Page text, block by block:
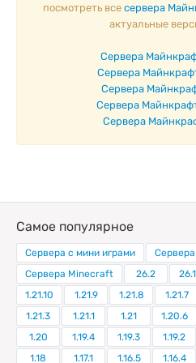
посмотреть все сервера
актуальные
Сервера
Сервера
Сервера
Сервера Майнкрафт
Сервера
Самое популярное
Сервера с мини играми
Сервера Minecraft
26.2
1.21.10
1.21.9 1.21.8 1.21.7
1.21.3
1.21.1 1.21 1.20.6
1.20
1.19.4 1.19.3 1.19.2
1.18
1.17.1 1.16.5 1.16.4